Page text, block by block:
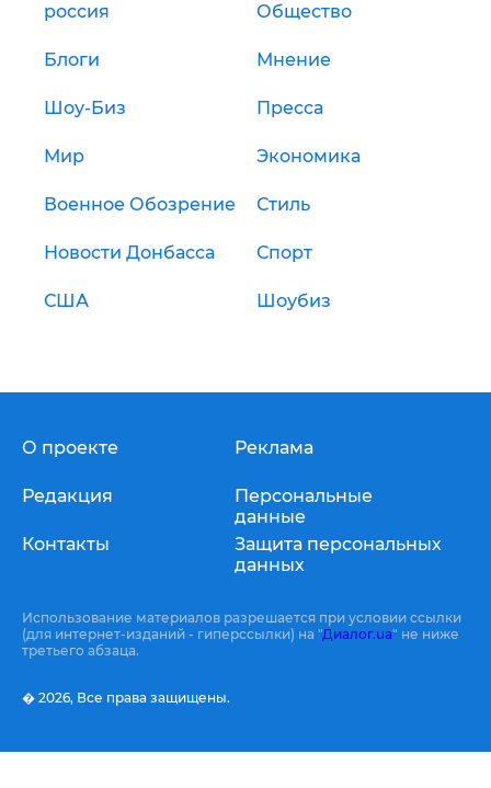
россия Общество
Блоги Мнение
Шоу-Биз Пресса
Мир Экономика
Военное Обозрение Стиль
Новости Донбасса Спорт
США Шоубиз
О проекте
Редакция
Контакты
Реклама
Персональные
данные
Защита персональных
данных
Использование материалов разрешается при условии ссылки
(для интернет-изданий - гиперссылки) на "Диалог.ua" не ниже
третьего абзаца.
� 2026, Все права защищены.